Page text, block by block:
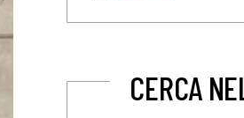
CERCA